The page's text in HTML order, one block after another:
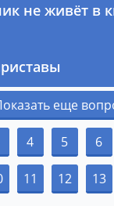
не живёт в
еще
4 5 6
11 12 13